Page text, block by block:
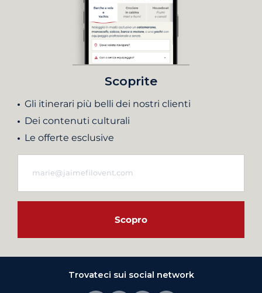
Scoprite
Gli itinerari più belli dei nostri clienti
Dei contenuti culturali
Le offerte esclusive
Scopro
Trovateci sui social network